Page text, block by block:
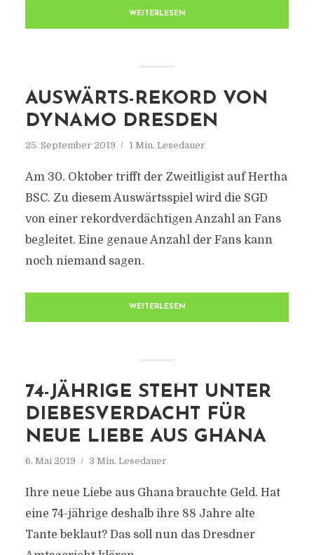
WEITERLESEN
AUSWÄRTS-REKORD VON
DYNAMO DRESDEN
25. September 2019 1 Min. Lesedauer
Am 30. Oktober trifft der Zweitligist auf Hertha
BSC. Zu diesem Auswärtsspiel wird die SGD
von einer rekordverdächtigen Anzahl an Fans
begleitet. Eine genaue Anzahl der Fans kann
noch niemand sagen.
WEITERLESEN
74-JÄHRIGE STEHT UNTER
DIEBESVERDACHT FÜR
NEUE LIEBE AUS GHANA
6. Mai 2019 3 Min. Lesedauer
Ihre neue Liebe aus Ghana brauchte Geld. Hat
eine 74-jährige deshalb ihre 88 Jahre alte
Tante beklaut? Das soll nun das Dresdner